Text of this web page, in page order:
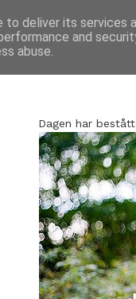
Dagen har
deliver its services
and
abuse.